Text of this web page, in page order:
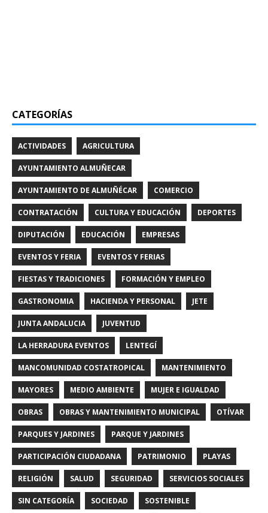
CATEGORÍAS
ACTIVIDADES AGRICULTURA
AYUNTAMIENTO ALMUÑECAR
AYUNTAMIENTO DE ALMUÑÉCAR COMERCIO
CONTRATACIÓN CULTURA Y EDUCACIÓN DEPORTES
DIPUTACIÓN EDUCACIÓN EMPRESAS
EVENTOS Y FERIA EVENTOS Y FERIAS
FIESTAS Y TRADICIONES FORMACIÓN Y EMPLEO
GASTRONOMIA HACIENDA Y PERSONAL JETE
JUNTA ANDALUCIA JUVENTUD
LA HERRADURA EVENTOS LENTEGÍ
MANCOMUNIDAD COSTATROPICAL MANTENIMIENTO
MAYORES MEDIO AMBIENTE MUJER E IGUALDAD
OBRAS OBRAS Y MANTENIMIENTO MUNICIPAL OTÍVAR
PARQUES Y JARDINES PARQUE Y JARDINES
PARTICIPACIÓN CIUDADANA PATRIMONIO PLAYAS
RELIGIÓN SALUD SEGURIDAD SERVICIOS SOCIALES
SIN CATEGORÍA SOCIEDAD SOSTENIBLE